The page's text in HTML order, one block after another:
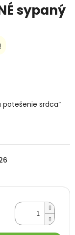
sypaný
srdca“